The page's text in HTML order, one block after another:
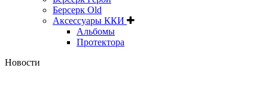
Берсерк Old
Аксессуары ККИ
Альбомы
Протектора
Новости